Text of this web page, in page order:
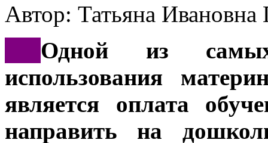
Автор: Татьяна
Одной из самых
использования
является оплата
направить на